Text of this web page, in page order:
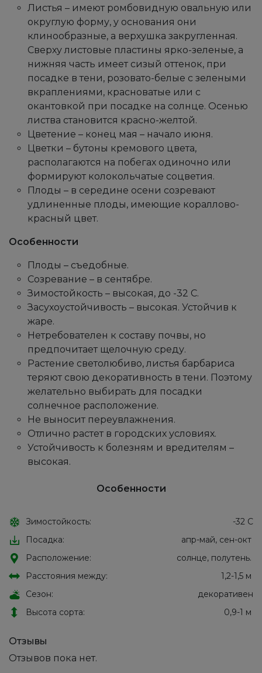
Листья – имеют ромбовидную овальную или
округлую форму, у основания они
клинообразные, а верхушка закругленная.
Сверху листовые пластины ярко-зеленые, а
нижняя часть имеет сизый оттенок, при
посадке в тени, розовато-белые с зелеными
вкраплениями, красноватые или с
окантовкой при посадке на солнце. Осенью
листва становится красно-желтой.
Цветение – конец мая – начало июня.
Цветки – бутоны кремового цвета,
располагаются на побегах одиночно или
формируют колокольчатые соцветия.
Плоды – в середине осени созревают
удлиненные плоды, имеющие кораллово-
красный цвет.
Особенности
Плоды – съедобные.
Созревание – в сентябре.
Зимостойкость – высокая, до -32 С.
Засухоустойчивость – высокая. Устойчив к
жаре.
Нетребователен к составу почвы, но
предпочитает щелочную среду.
Растение светолюбиво, листья барбариса
теряют свою декоративность в тени. Поэтому
желательно выбирать для посадки
солнечное расположение.
Не выносит переувлажнения.
Отлично растет в городских условиях.
Устойчивость к болезням и вредителям –
высокая.
Особенности
Зимостойкость:
-32 С
Посадка:
апр-май, сен-окт
Расположение:
солнце, полутень.
Расстояния между:
1,2-1,5 м
Сезон:
декоративен
Высота сорта:
0,9-1 м
Отзывы
Отзывов пока нет.